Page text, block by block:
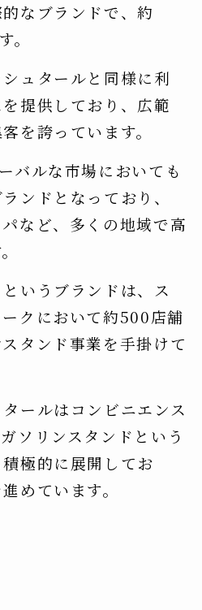
なブランドで、約
。
ュタールと同様に利
提供しており、広範
を誇っています。
バルな市場においても
ンドとなっており、
など、多くの地域で高
いうブランドは、ス
クにおいて約500店舗
タンド事業を手掛けて
ールはコンビニエンス
ソリンスタンドという
極的に展開してお
めています。